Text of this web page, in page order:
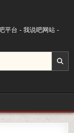
平台 - 我说吧网站 -